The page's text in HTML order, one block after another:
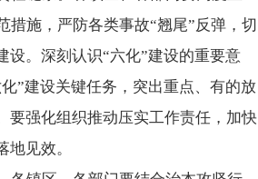
施，严防各类事故“翘尾”反弹，切
设。深刻认识“六化”建设的重要意
”建设关键任务，突出重点、有的放
要强化组织推动压实工作责任，加快
见效。